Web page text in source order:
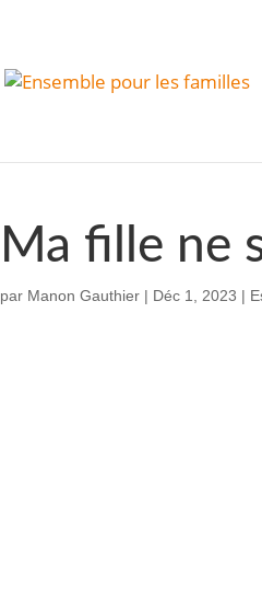
Ma fille ne
par Manon Gauthier | Déc 1, 2023 |